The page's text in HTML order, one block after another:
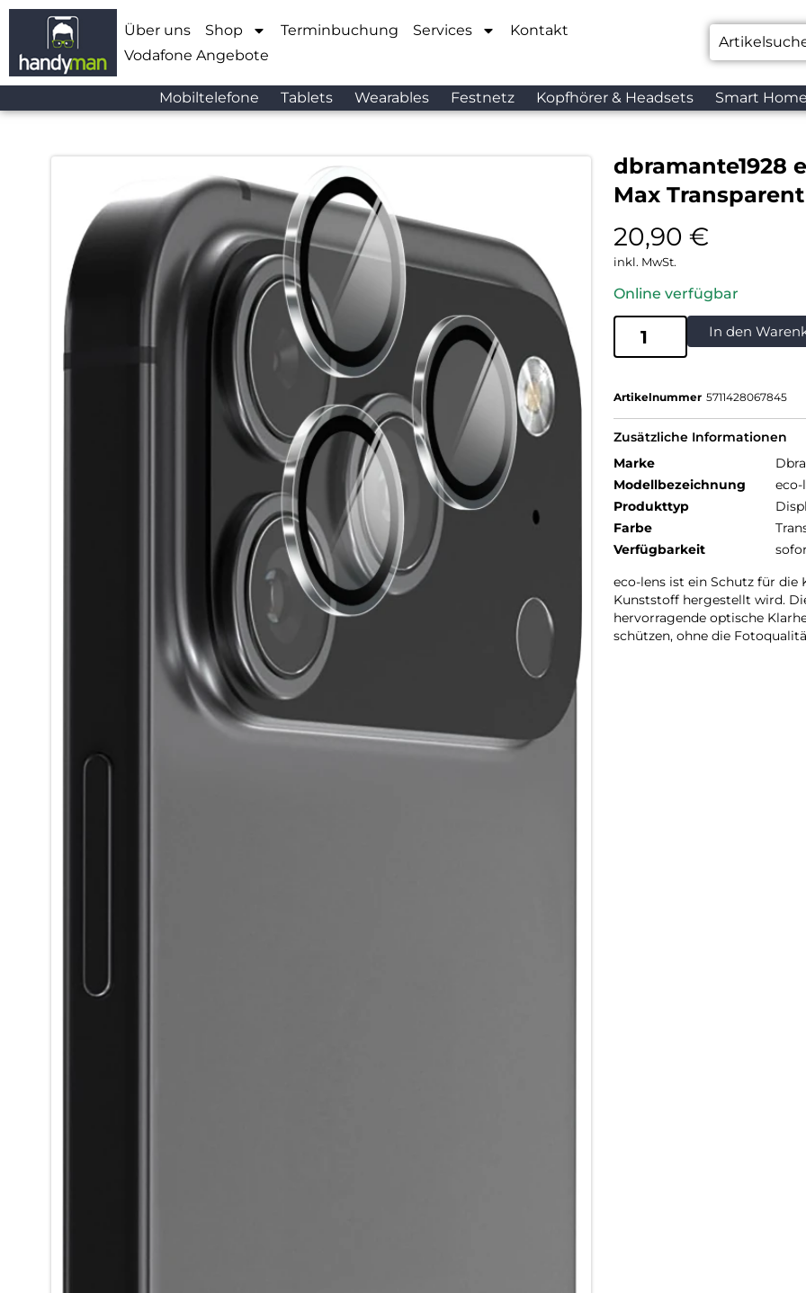
Über uns Shop Terminbuchung Services
Kontakt
Vodafone Angebote
Mobiltelefone Tablets Wearables Festnetz Kopfhörer & Headsets Smart
dbramante1928
Max Transparent
20,90 €
inkl. MwSt.
Online verfügbar
In den
Artikelnummer 5711428067845
Zusätzliche Informationen
Marke
Modellbezeichnung
eco-
Produkttyp
Farbe
Verfügbarkeit
eco-lens ist ein Schutz für die
Kunststoff hergestellt wird.
hervorragende optische
schützen, ohne die